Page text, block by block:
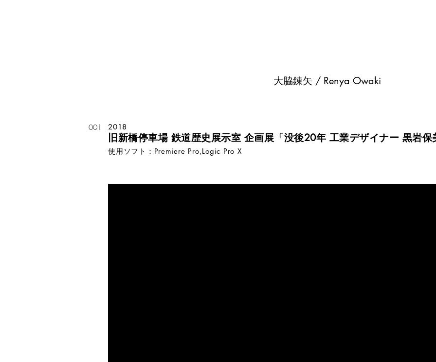
大脇錬矢 / Renya Owaki
001 2018
旧新橋停車場 鉄道歴史展示室 企画展「没後20年 工業デザイナー 黒岩保
使用ソフト：Premiere Pro,Logic Pro X